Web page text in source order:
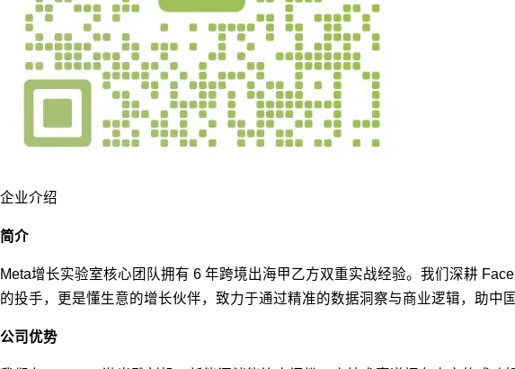
企业介绍
简介
Meta增长实验室核心团队拥有 6 年跨境出海甲乙方双重实战经验。我们深耕
的投手，更是懂生意的增长伙伴，致力于通过精准的数据洞察与商业逻辑，助中
公司优势